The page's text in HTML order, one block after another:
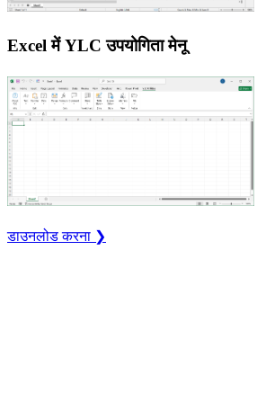
Excel में YLC उपयोगिता मेनू
डाउनलोड करना ❯